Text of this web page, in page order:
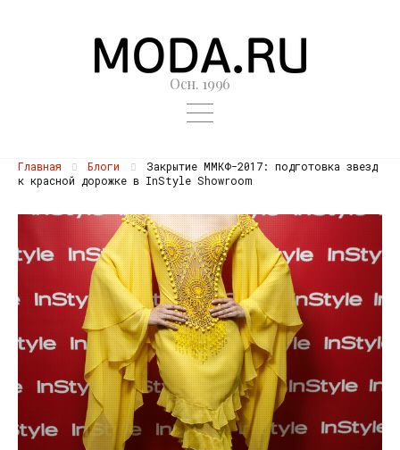
Осн. 1996
Главная Блоги
Закрытие ММКФ-2017: подготовка звезд
к красной дорожке в InStyle Showroom